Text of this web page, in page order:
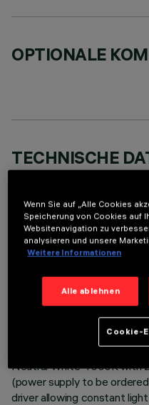
OPTIONALE
TECHNISCHE
BESCHREIBUNG
Direct light luminaire,
lamps. Ceiling- and wall-
aluminium boy, with zamak
silicone seals. Coated with
of weather and UV ray
assembly is closed by a 3
fixed with silicone.
Neutral White 4000K with
(power supply to be
driver allowing constant
Wenn Sie auf „Alle Cookies
Speicherung von Cookies auf
Websitenavigation zu
analysieren und unsere
Weitere Informationen
Alle ablehnen
Cookie-